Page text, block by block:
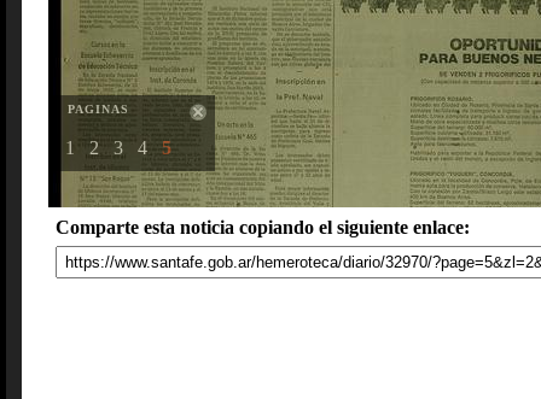
PAGINAS
1 2 3 4 5
Comparte esta noticia copiando el siguiente enlace: